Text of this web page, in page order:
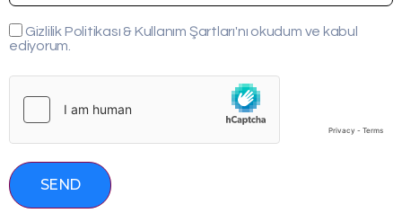
Gizlilik Politikası & Kullanım Şartları'nı okudum ve kabul
ediyorum.
SEND